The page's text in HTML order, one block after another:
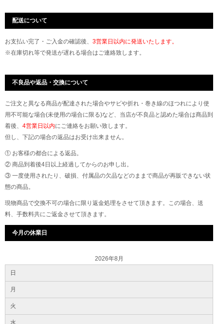
配送について
お支払い完了・ご入金の確認後、 3営業日以内に発送いたします。
※在庫切れ等で発送が遅れる場合はご連絡致します。
不良品や返品・交換について
ご注文と異なる商品が配達された場合やサビや折れ・巻き線のほつれにより使
用不可能な場合(未使用の場合に限る)など、当店が不良品と認めた場合は商品到
着後、 4営業日以内にご連絡をお願い致します。
但し、下記の場合の返品はお受け出来ません。
① お客様の都合による返品。
② 商品到着後4日以上経過してからのお申し出。
③ 一度使用されたり、破損、付属品の欠品などのままで商品が再販できない状
態の商品。
現物商品で交換不可の場合に限り返金処理をさせて頂きます。この場合、送
料、手数料共にご返金させて頂きます。
今月の休業日
2026年8月
日
月
火